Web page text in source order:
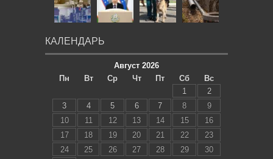
КАЛЕНДАРЬ
Август 2026
Пн
Вт Ср Чт Пт Сб
Вс
1
2
3
4 5 6 7 8
9
10
11 12 13 14 15
16
17
18 19 20 21 22
23
24
25 26 27 28 29
30